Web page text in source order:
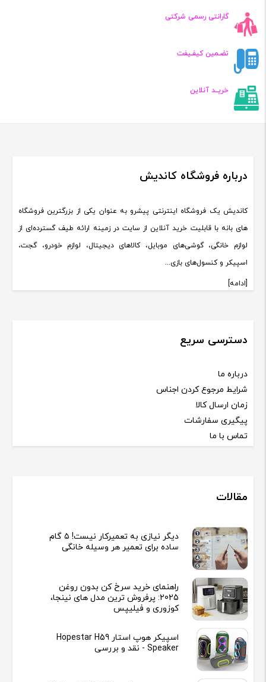
گارانتی رسمی شرکتی
تضـمین کیفـیفت
خریــد آنلاین
درباره فروشگاه کاندیش
کاندیش یک فروشگاه اینترنتی پیشرو به عنوان یکی از بزرگترین فروشگاه
های بانه با قابلیت خرید آنلاین از سایت در زمینه ارائه طیف گسترده‌ای از
لوازم خانگی، گوشی‌های موبایل، کالاهای دیجیتال، لوازم خودرو، گجت،
اسپیکر و کنسول‌های بازی...
[ادامه]
دسترسی سریع
درباره ما
شرایط مرجوع کردن اجناس
زمان ارسال کالا
پیگیری سفارشات
تماس با ما
مقالات
دیگر نیازی به تعمیرکار نیست! ۵ گام
ساده برای تعمیر هر وسیله خانگی
راهنمای خرید سرخ کن بدون روغن
2025: پرفروش ترین مدل های نینجا،
کوزوری و فیلیپس
اسپیکر هوپ استار Hopestar H59
Speaker - نقد و بررسی